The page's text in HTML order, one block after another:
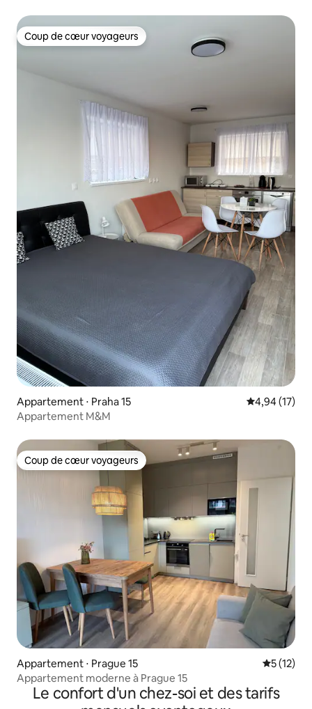
Coup de cœur voyageurs
Coup de cœur voyageurs
Appartement ⋅ Praha 15 Évaluation
4,94 (17)
Appartement M&M
Coup de cœur voyageurs
Coup de cœur voyageurs
Appartement ⋅ Prague 15
5 (12)
Appartement moderne à Prague 15
Le confort d'un chez-soi et des tarifs